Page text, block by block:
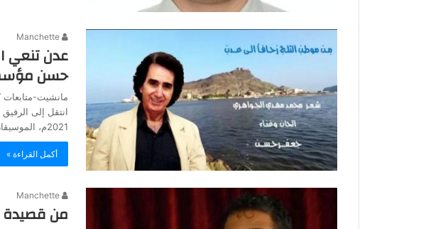
عدن تنعي
حسن
مانشيت-متابعات
2021م، الموسيقار والفنان العراقي…
أكمل القراءة »
من قصيدة